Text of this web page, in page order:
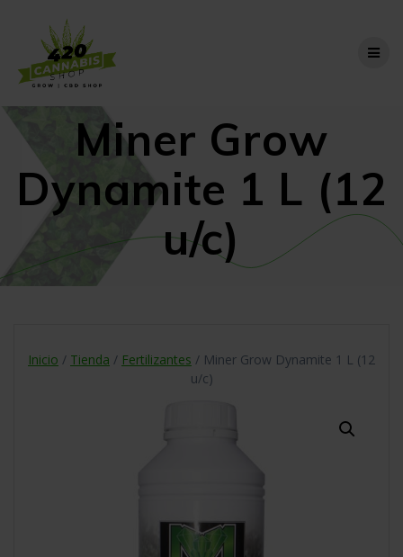
Miner Grow
Dynamite 1 L (12
u/c)
Inicio / Tienda / Fertilizantes / Miner Grow Dynamite 1 L (12
u/c)